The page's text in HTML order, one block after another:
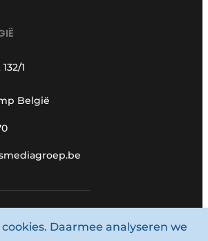
1
België
Daarmee analyseren we